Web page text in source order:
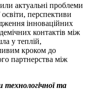
актуальні проблеми
освіти, перспективи
інноваційних
контактів між
у теплій,
кроком до
партнерства між
технологічної та